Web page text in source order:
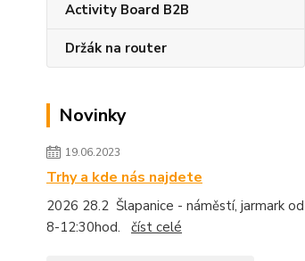
Activity Board B2B
Držák na router
Novinky
19.06.2023
Trhy a kde nás najdete
2026 28.2 Šlapanice - náměstí, jarmark od
8-12:30hod. číst celé